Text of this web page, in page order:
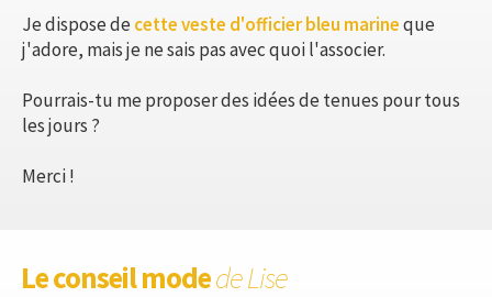
Je dispose de cette veste d'officier bleu marineque
j'adore, mais je ne sais pas avec quoi l'associer.
Pourrais-tu me proposer des idées de tenues pour tous
les jours ?
Merci !
Le conseil modede Lise